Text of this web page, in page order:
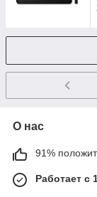
О нас
91%
Работает с